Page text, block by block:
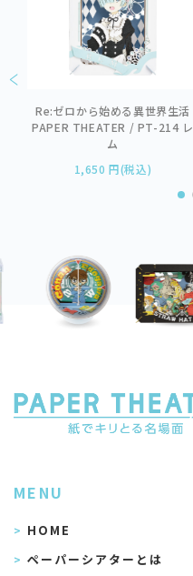
Re:ゼロから始める異世界生活
PAPER THEATER / PT-214 レ
ム
1,650 円(税込)
MENU
HOME
ペーパーシアターとは